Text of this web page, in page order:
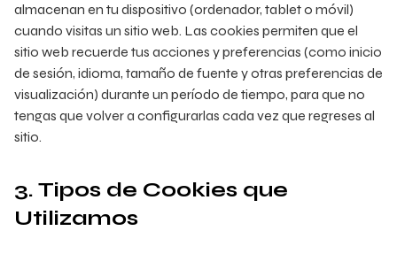
almacenan en tu dispositivo (ordenador, tablet o móvil)
cuando visitas un sitio web. Las cookies permiten que el
sitio web recuerde tus acciones y preferencias (como inicio
de sesión, idioma, tamaño de fuente y otras preferencias de
visualización) durante un período de tiempo, para que no
tengas que volver a configurarlas cada vez que regreses al
sitio.
3. Tipos de Cookies que
Utilizamos